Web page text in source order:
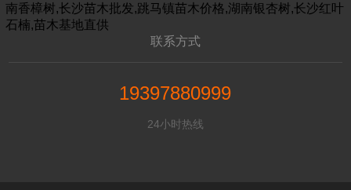
南香樟树,长沙苗木批发,跳马镇苗木价格,湖南银杏树,长沙红叶
石楠,苗木基地直供
联系方式
19397880999
24小时热线